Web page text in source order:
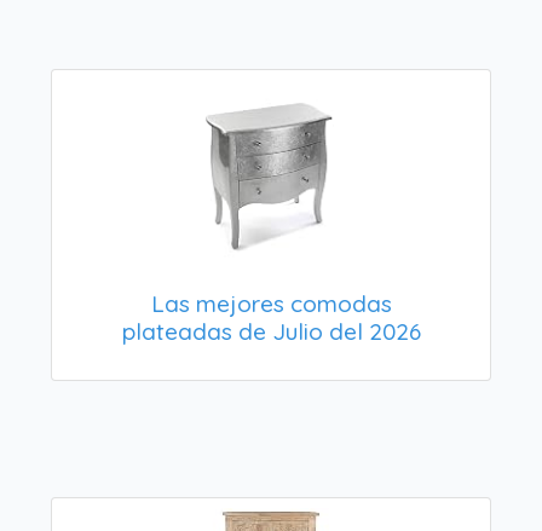
Las mejores comodas
plateadas de Julio del 2026